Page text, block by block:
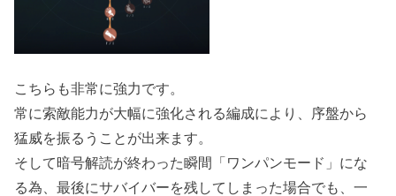
こちらも非常に強力です。
常に索敵能力が大幅に強化される編成により、序盤から
猛威を振るうことが出来ます。
そして暗号解読が終わった瞬間「ワンパンモード」にな
る為、最後にサバイバーを残してしまった場合でも、一